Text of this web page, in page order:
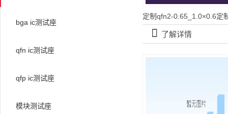
󰀡 了解详情
bga ic测试座
qfn ic测试座
qfp ic测试座
模块测试座